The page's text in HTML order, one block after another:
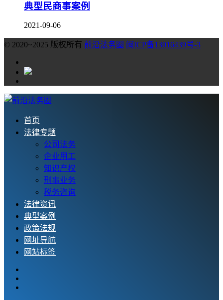
典型民商事案例
2021-09-06
© 2020~2025 版权所有 前沿法务圈 闽ICP备13016439号-3
首页
法律专题
公司法务
企业用工
知识产权
刑事业务
税务咨询
法律资讯
典型案例
政策法规
网址导航
网站标签